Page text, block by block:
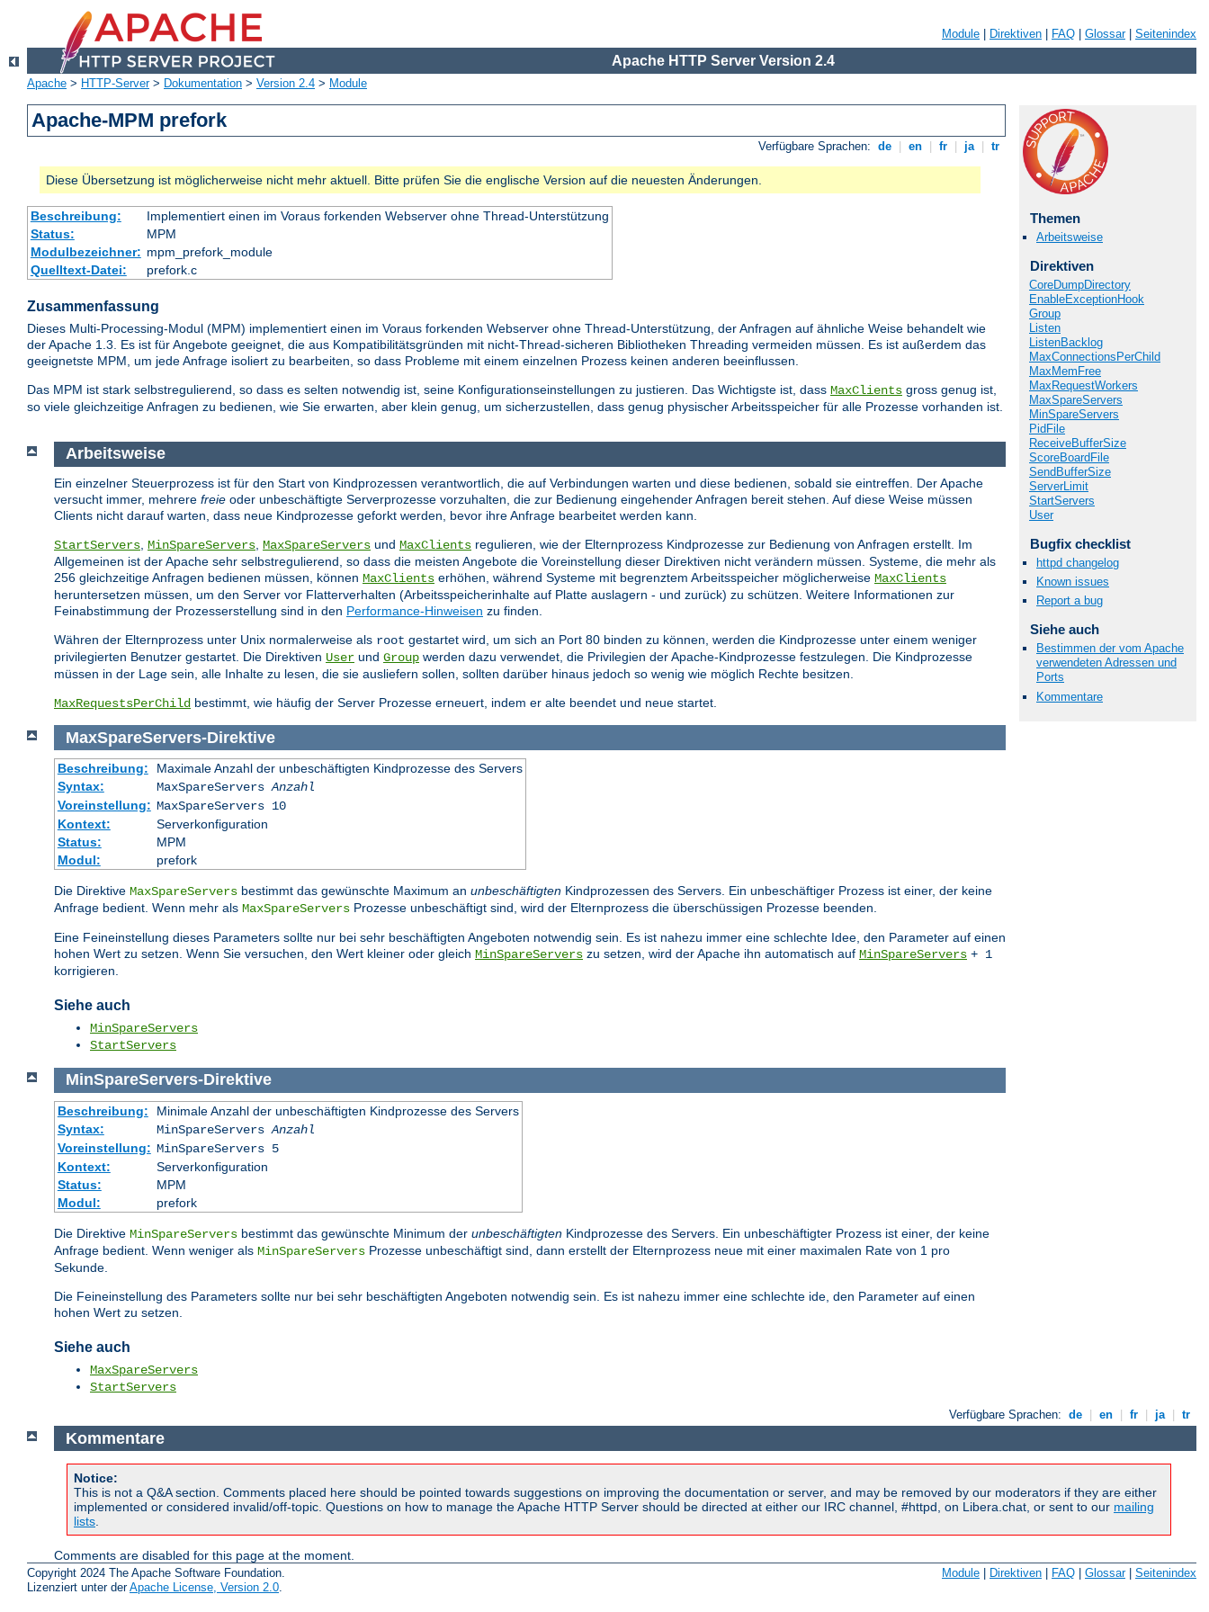
Module Direktiven FAQ Glossar| Seitenindex
Apache HTTP Server Version 2.4
Apache > HTTP-Server> Dokumentation > Version 2.4 > Module
Apache-MPM prefork
Verfügbare Sprachen: de en fr ja tr
Diese Übersetzung ist möglicherweise nicht mehr aktuell. Bitte prüfen Sie die englische Version auf die neuesten Änderungen.
Beschreibung:
Implementiert einen im Voraus forkenden Webserver ohne Thread-Unterstützung
Status:
MPM
Modulbezeichner: mpm_prefork_module
Quelltext-Datei:
prefork.c
Zusammenfassung
Dieses Multi-Processing-Modul (MPM) implementiert einen im Voraus forkenden Webserver ohne Thread-Unterstützung, der Anfragen auf ähnliche Weise behandelt wie
der Apache 1.3. Es ist für Angebote geeignet, die aus Kompatibilitätsgründen mit nicht-Thread-sicheren Bibliotheken Threading vermeiden müssen. Es ist außerdem das
geeignetste MPM, um jede Anfrage isoliert zu bearbeiten, so dass Probleme mit einem einzelnen Prozess keinen anderen beeinflussen.
Das MPM ist stark selbstregulierend, so dass es selten notwendig ist, seine Konfigurationseinstellungen zu justieren. Das Wichtigste ist, dass MaxClients gross genug ist,
so viele gleichzeitige Anfragen zu bedienen, wie Sie erwarten, aber klein genug, um sicherzustellen, dass genug physischer Arbeitsspeicher für alle Prozesse vorhanden ist.
Themen
Arbeitsweise
Direktiven
CoreDumpDirectory
EnableExceptionHook
Group
Listen
ListenBacklog
MaxConnectionsPerChild
MaxMemFree
MaxRequestWorkers
MaxSpareServers
MinSpareServers
PidFile
ReceiveBufferSize
ScoreBoardFile
SendBufferSize
ServerLimit
StartServers
User
Bugfix checklist
httpd changelog
Known issues
Report a bug
Siehe auch
Bestimmen der vom Apache
verwendeten Adressen und
Ports
Kommentare
Arbeitsweise
Ein einzelner Steuerprozess ist für den Start von Kindprozessen verantwortlich, die auf Verbindungen warten und diese bedienen, sobald sie eintreffen. Der Apache
versucht immer, mehrere freie oder unbeschäftigte Serverprozesse vorzuhalten, die zur Bedienung eingehender Anfragen bereit stehen. Auf diese Weise müssen
Clients nicht darauf warten, dass neue Kindprozesse geforkt werden, bevor ihre Anfrage bearbeitet werden kann.
StartServers MinSpareServers MaxSpareServers und MaxClients regulieren, wie der Elternprozess Kindprozesse zur Bedienung von Anfragen erstellt. Im
Allgemeinen ist der Apache sehr selbstregulierend, so dass die meisten Angebote die Voreinstellung dieser Direktiven nicht verändern müssen. Systeme, die mehr als
256 gleichzeitige Anfragen bedienen müssen, können MaxClients erhöhen, während Systeme mit begrenztem Arbeitsspeicher möglicherweise MaxClients
heruntersetzen müssen, um den Server vor Flatterverhalten (Arbeitsspeicherinhalte auf Platte auslagern - und zurück) zu schützen. Weitere Informationen zur
Feinabstimmung der Prozesserstellung sind in den Performance-Hinweisen zu finden.
Währen der Elternprozess unter Unix normalerweise als root gestartet wird, um sich an Port 80 binden zu können, werden die Kindprozesse unter einem weniger
privilegierten Benutzer gestartet. Die Direktiven User und Group werden dazu verwendet, die Privilegien der Apache-Kindprozesse festzulegen. Die Kindprozesse
müssen in der Lage sein, alle Inhalte zu lesen, die sie ausliefern sollen, sollten darüber hinaus jedoch so wenig wie möglich Rechte besitzen.
MaxRequestsPerChild bestimmt, wie häufig der Server Prozesse erneuert, indem er alte beendet und neue startet.
MaxSpareServers-Direktive
Beschreibung:
Maximale Anzahl der unbeschäftigten Kindprozesse des Servers
Syntax:
MaxSpareServersAnzahl
Voreinstellung: MaxSpareServers 10
Kontext:
Serverkonfiguration
Status:
MPM
Modul:
prefork
Die Direktive MaxSpareServers bestimmt das gewünschte Maximum an unbeschäftigten Kindprozessen des Servers. Ein unbeschäftiger Prozess ist einer, der keine
Anfrage bedient. Wenn mehr als MaxSpareServers Prozesse unbeschäftigt sind, wird der Elternprozess die überschüssigen Prozesse beenden.
Eine Feineinstellung dieses Parameters sollte nur bei sehr beschäftigten Angeboten notwendig sein. Es ist nahezu immer eine schlechte Idee, den Parameter auf einen
hohen Wert zu setzen. Wenn Sie versuchen, den Wert kleiner oder gleich MinSpareServers zu setzen, wird der Apache ihn automatisch auf MinSpareServers + 1
korrigieren.
Siehe auch
MinSpareServers
StartServers
MinSpareServers-Direktive
Beschreibung:
Minimale Anzahl der unbeschäftigten Kindprozesse des Servers
Syntax:
MinSpareServersAnzahl
Voreinstellung: MinSpareServers 5
Kontext:
Serverkonfiguration
Status:
MPM
Modul:
prefork
Die Direktive MinSpareServers bestimmt das gewünschte Minimum der unbeschäftigten Kindprozesse des Servers. Ein unbeschäftigter Prozess ist einer, der keine
Anfrage bedient. Wenn weniger als MinSpareServers Prozesse unbeschäftigt sind, dann erstellt der Elternprozess neue mit einer maximalen Rate von 1 pro
Sekunde.
Die Feineinstellung des Parameters sollte nur bei sehr beschäftigten Angeboten notwendig sein. Es ist nahezu immer eine schlechte ide, den Parameter auf einen
hohen Wert zu setzen.
Siehe auch
MaxSpareServers
StartServers
Verfügbare Sprachen: de en fr ja tr
Kommentare
Notice:
This is not a Q&A section. Comments placed here should be pointed towards suggestions on improving the documentation or server, and may be removed by our moderators if they are either
implemented or considered invalid/off-topic. Questions on how to manage the Apache HTTP Server should be directed at either our IRC channel, #httpd, on Libera.chat, or sent to our mailing
lists
Comments are disabled for this page at the moment.
Copyright 2024 The Apache Software Foundation.
Lizenziert unter derApache License, Version 2.0
Module Direktiven FAQ Glossar| Seitenindex